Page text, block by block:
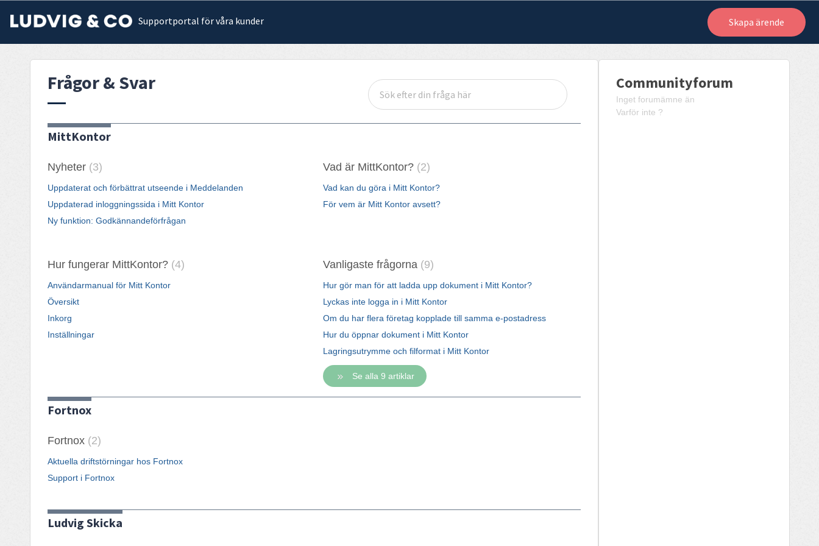
Supportportal för våra kunder Skapa ärende
Frågor & Svar
MittKontor
Nyheter 3
Uppdaterat och förbättrat utseende i Meddelanden
Uppdaterad inloggningssida i Mitt Kontor
Ny funktion: Godkännandeförfrågan
Vad är MittKontor? 2
Vad kan du göra i Mitt Kontor?
För vem är Mitt Kontor avsett?
Hur fungerar MittKontor? 4
Användarmanual för Mitt Kontor
Översikt
Inkorg
Inställningar
Vanligaste frågorna 9
Hur gör man för att ladda upp dokument i Mitt Kontor?
Lyckas inte logga in i Mitt Kontor
Om du har flera företag kopplade till samma e-postadress
Hur du öppnar dokument i Mitt Kontor
Lagringsutrymme och filformat i Mitt Kontor
Se alla 9 artiklar
Fortnox
Fortnox 2
Aktuella driftstörningar hos Fortnox
Support i Fortnox
Ludvig Skicka
Communityforum
Inget forumämne än
Varför inte ?